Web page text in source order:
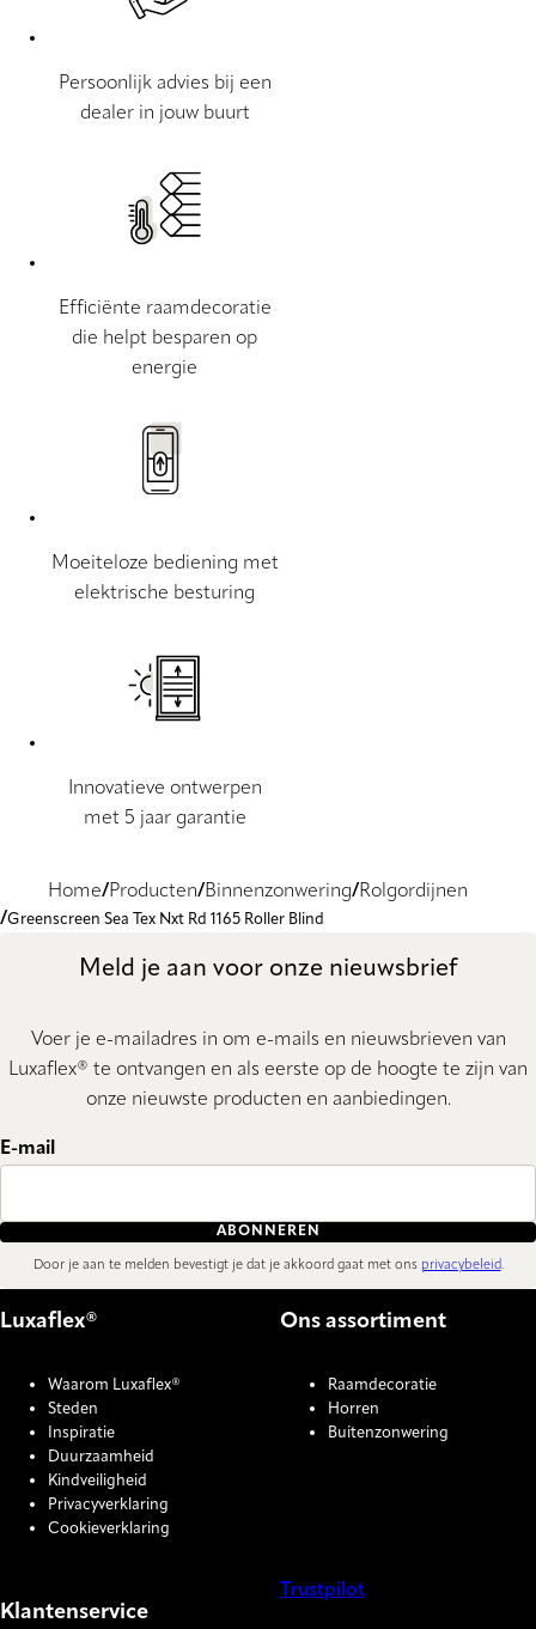
Persoonlijk advies bij een
dealer in jouw buurt
Efficiënte raamdecoratie
die helpt besparen op
energie
Moeiteloze bediening met
elektrische besturing
Innovatieve ontwerpen
met 5 jaar garantie
Home Producten Binnenzonwering Rolgordijnen
Greenscreen Sea Tex Nxt Rd 1165 Roller Blind
Meld je aan voor onze nieuwsbrief
Voer je e-mailadres in om e-mails en nieuwsbrieven van
Luxaflex® te ontvangen en als eerste op de hoogte te zijn van
onze nieuwste producten en aanbiedingen.
E-mail
ABONNEREN
Door je aan te melden bevestigt je dat je akkoord gaat met ons privacybeleid.
Luxaflex®
Waarom Luxaflex®
Steden
Inspiratie
Duurzaamheid
Kindveiligheid
Privacyverklaring
Cookieverklaring
Ons assortiment
Raamdecoratie
Horren
Buitenzonwering
Klantenservice
Trustpilot